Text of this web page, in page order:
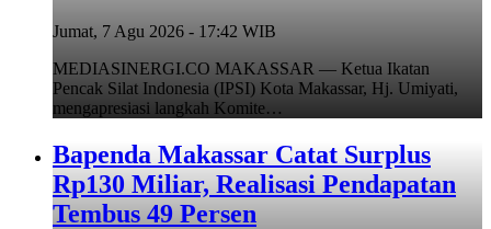
Jumat, 7 Agu 2026 - 17:42 WIB
MEDIASINERGI.CO MAKASSAR — Ketua Ikatan
Pencak Silat Indonesia (IPSI) Kota Makassar, Hj. Umiyati,
mengapresiasi langkah Komite…
Bapenda Makassar Catat Surplus
Rp130 Miliar, Realisasi Pendapatan
Tembus 49 Persen